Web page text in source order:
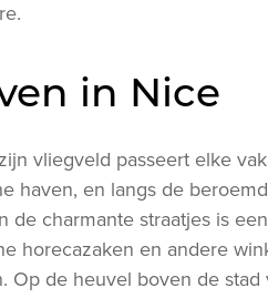
in Nice
vliegveld passeert elke
haven, en langs de
de charmante straatjes is
horecazaken en andere
Op de heuvel boven de